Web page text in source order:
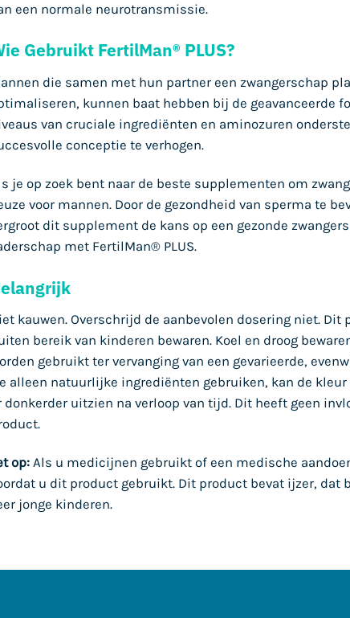
een normale neurotransmissie.
Gebruikt FertilMan® PLUS?
die samen met hun partner een zwangerschap
kunnen baat hebben bij de geavanceerde
van cruciale ingrediënten en aminozuren
conceptie te verhogen.
je op zoek bent naar de beste supplementen om
voor mannen. Door de gezondheid van sperma te
dit supplement de kans op een gezonde
met FertilMan® PLUS.
kauwen. Overschrijd de aanbevolen dosering niet.
bereik van kinderen bewaren. Koel en droog
gebruikt ter vervanging van een gevarieerde,
alleen natuurlijke ingrediënten gebruiken, kan de
donkerder uitzien na verloop van tijd. Dit heeft geen
op:Als u medicijnen gebruikt of een medische
u dit product gebruikt. Dit product bevat ijzer,
jonge kinderen.